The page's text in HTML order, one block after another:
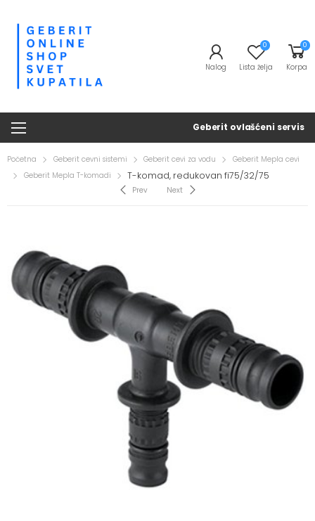
Nalog
0
Lista želja
0
Korpa
Geberit ovlašćeni servis
Početna Geberit cevni sistemi Geberit cevi za vodu
Geberit Mepla cevi
Geberit Mepla T-komadi
T-komad, redukovan fi75/32/75
Prev Next